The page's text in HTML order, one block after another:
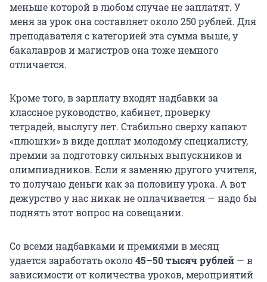
меньше которой в любом случае не заплатят. У
меня за урок она составляет около250 рублей. Для
преподавателя с категорией эта сумма выше, у
бакалавров и магистров она тоже немного
отличается.
Кроме того, в зарплату входят надбавки за
классное руководство, кабинет, проверку
тетрадей, выслугу лет. Стабильно сверху капают
«плюшки» в виде доплат молодому специалисту,
премии за подготовку сильных выпускников и
олимпиадников. Если я заменяю другого учителя,
то получаю деньги как за половину урока. А вот
дежурство у нас никак не оплачивается — надо бы
поднять этот вопрос на совещании.
Со всеми надбавками и премиями в месяц
удается заработать около45–50 тысячрублей — в
зависимости от количества уроков, мероприятий